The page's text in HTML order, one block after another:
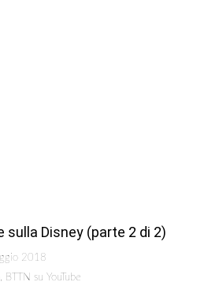
sulla Disney (parte 2 di 2)
2018
, BTTN su YouTube